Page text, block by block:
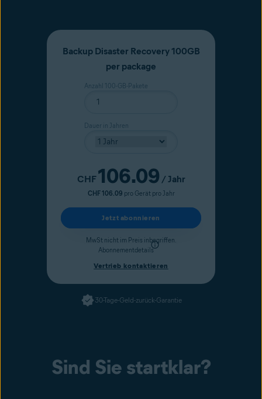
Backup Disaster Recovery 100GB
per package
Anzahl 100-GB-Pakete
Dauer in Jahren
Aktueller Preis
CHF106.09 / Jahr
CHF 106.09 pro Gerät pro Jahr
Jetzt abonnieren
MwSt nicht im Preis inbegriffen.
Abonnementdetails
Vertrieb kontaktieren
30-Tage-Geld-zurück-Garantie
Sind Sie startklar?